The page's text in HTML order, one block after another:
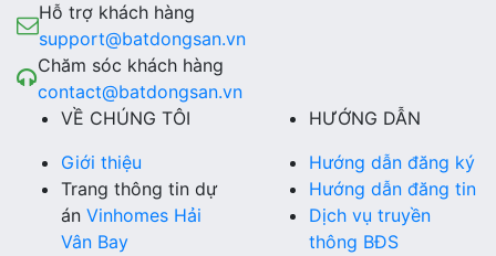
Hỗ trợ khách hàng
support@batdongsan.vn
Chăm sóc khách hàng
contact@batdongsan.vn
VỀ CHÚNG TÔI
Giới thiệu
Trang thông tin dự
án Vinhomes Hải
Vân Bay
HƯỚNG DẪN
Hướng dẫn đăng ký
Hướng dẫn đăng tin
Dịch vụ truyền
thông BĐS